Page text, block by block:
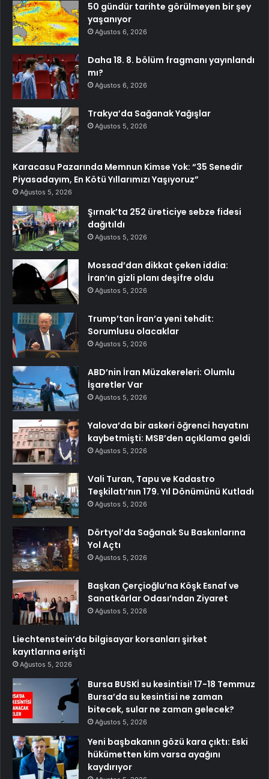
50 gündür tarihte görülmeyen bir şey
yaşanıyor
Ağustos 6, 2026
Daha 18. 8. bölüm fragmanı yayınlandı
mı?
Ağustos 6, 2026
Trakya’da Sağanak Yağışlar
Ağustos 5, 2026
Karacasu Pazarında Memnun Kimse Yok: “35 Senedir
Piyasadayım, En Kötü Yıllarımızı Yaşıyoruz”
Ağustos 5, 2026
Şırnak’ta 252 üreticiye sebze fidesi
dağıtıldı
Ağustos 5, 2026
Mossad’dan dikkat çeken iddia:
İran’ın gizli planı deşifre oldu
Ağustos 5, 2026
Trump’tan İran’a yeni tehdit:
Sorumlusu olacaklar
Ağustos 5, 2026
ABD’nin İran Müzakereleri: Olumlu
İşaretler Var
Ağustos 5, 2026
Yalova’da bir askeri öğrenci hayatını
kaybetmişti: MSB’den açıklama geldi
Ağustos 5, 2026
Vali Turan, Tapu ve Kadastro
Teşkilatı’nın 179. Yıl Dönümünü Kutladı
Ağustos 5, 2026
Dörtyol’da Sağanak Su Baskınlarına
Yol Açtı
Ağustos 5, 2026
Başkan Çerçioğlu’na Köşk Esnaf ve
Sanatkârlar Odası’ndan Ziyaret
Ağustos 5, 2026
Liechtenstein’da bilgisayar korsanları şirket
kayıtlarına erişti
Ağustos 5, 2026
Bursa BUSKİ su kesintisi! 17-18 Temmuz
Bursa’da su kesintisi ne zaman
bitecek, sular ne zaman gelecek?
Ağustos 5, 2026
Yeni başbakanın gözü kara çıktı: Eski
hükümetten kim varsa ayağını
kaydırıyor